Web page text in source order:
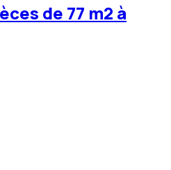
de 77 m2 à